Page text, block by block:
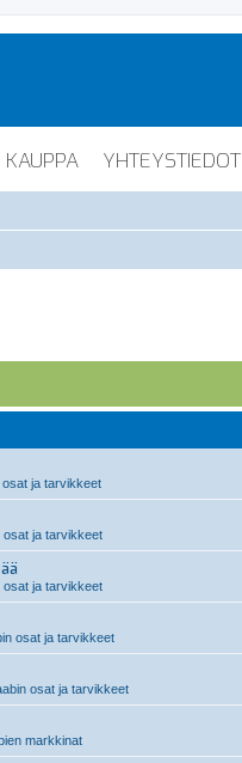
KAUPPA YHTEYSTIEDOT
ja tarvikkeet
osat ja tarvikkeet
osat ja tarvikkeet
osat ja tarvikkeet
osat ja tarvikkeet
markkinat